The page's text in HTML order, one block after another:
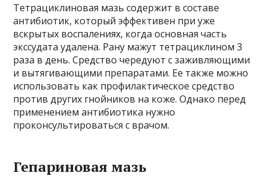
Тетрациклиновая мазь содержит в составе
антибиотик, который эффективен при уже
вскрытых воспалениях, когда основная часть
экссудата удалена. Рану мажут тетрациклином 3
раза в день. Средство чередуют с заживляющими
и вытягивающими препаратами. Ее также можно
использовать как профилактическое средство
против других гнойников на коже. Однако перед
применением антибиотика нужно
проконсультироваться с врачом.
Гепариновая мазь